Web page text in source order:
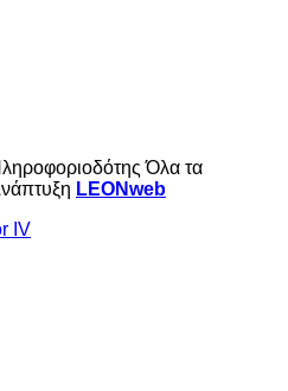
Όλα τα
LEONweb
IV